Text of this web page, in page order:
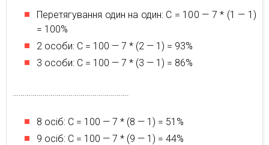
Перетягування один на один: С = 100 — 7 * (1 — 1)
= 100%
2 особи: С = 100 — 7 * (2 — 1) = 93%
3 особи: С = 100 — 7 * (3 — 1) = 86%
………………………………………………….
8 осіб: С = 100 — 7 * (8 — 1) = 51%
9 осіб: С = 100 — 7 * (9 — 1) = 44%